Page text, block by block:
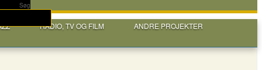
Søg
RADIO, TV OG FILM ANDRE PROJEKTER